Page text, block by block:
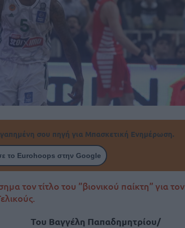
σου πηγή για Μπασκετική Ενημέρωση.
το Eurohoops στην Google
τον τίτλο του ”βιονικού παίκτη” για τον
Του Βαγγέλη Παπαδημητρίου/